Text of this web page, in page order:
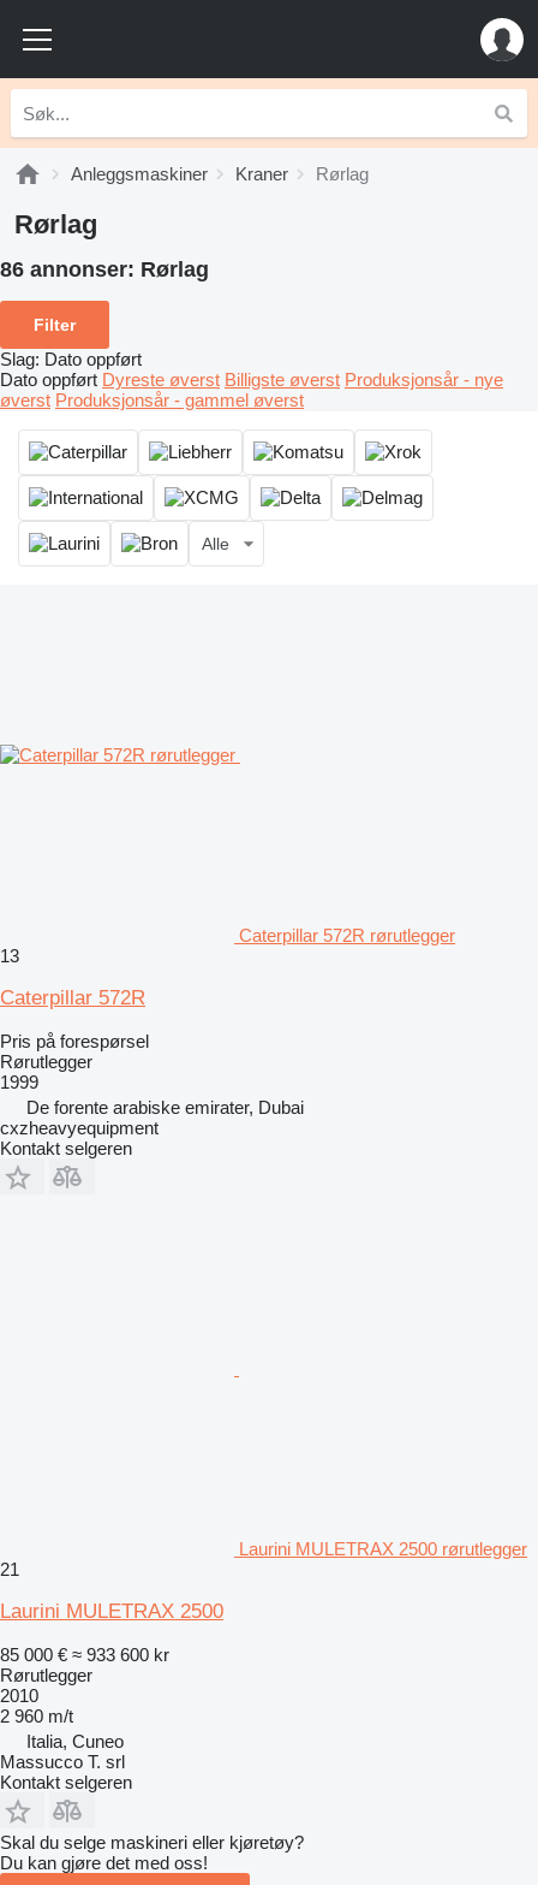
Anleggsmaskiner Kraner Rørlag
Rørlag
86 annonser: Rørlag
Filter
Slag: Dato oppført
Dato oppført Dyreste øverst Billigste øverst Produksjonsår - nye
øverst Produksjonsår - gammel øverst
Alle
Caterpillar 572R rørutlegger
13
Caterpillar 572R
Pris på forespørsel
Rørutlegger
1999
De forente arabiske emirater, Dubai
cxzheavyequipment
Kontakt selgeren
Laurini MULETRAX 2500 rørutlegger
21
Laurini MULETRAX 2500
85 000 € ≈ 933 600 kr
Rørutlegger
2010
2 960 m/t
Italia, Cuneo
Massucco T. srl
Kontakt selgeren
Skal du selge maskineri eller kjøretøy?
Du kan gjøre det med oss!